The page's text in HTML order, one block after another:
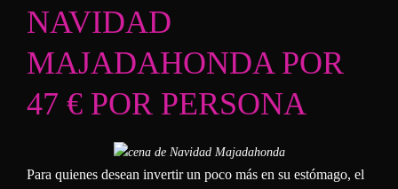
NAVIDAD
MAJADAHONDA POR
47 € POR PERSONA
Para quienes desean invertir un poco más en su estómago, el